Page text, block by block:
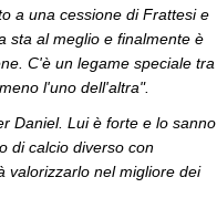
a una cessione di Frattesi e
sta al meglio e finalmente è
C'è un legame speciale tra
l'uno dell'altra".
Daniel. Lui è forte e lo sanno
di calcio diverso con
valorizzarlo nel migliore dei